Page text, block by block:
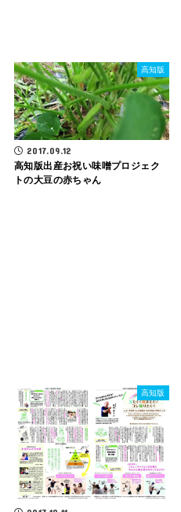
高知版
2017.09.12
高知版出産お祝い味噌プロジェク
トの大豆の赤ちゃん
高知版